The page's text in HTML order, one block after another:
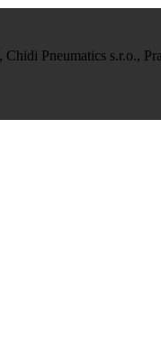
Pneumatics s.r.o.,